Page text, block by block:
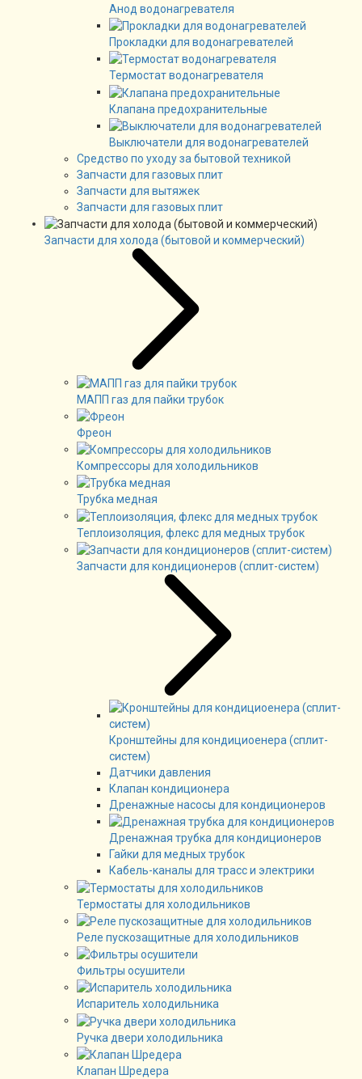
Анод водонагревателя
Прокладки для водонагревателей
Термостат водонагревателя
Клапана предохранительные
Выключатели для водонагревателей
Средство по уходу за бытовой техникой
Запчасти для газовых плит
Запчасти для вытяжек
Запчасти для газовых плит
Запчасти для холода (бытовой и коммерческий)
МАПП газ для пайки трубок
Фреон
Компрессоры для холодильников
Трубка медная
Теплоизоляция, флекс для медных трубок
Запчасти для кондиционеров (сплит-систем)
Кронштейны для кондициоенера (сплит-
систем)
Датчики давления
Клапан кондиционера
Дренажные насосы для кондиционеров
Дренажная трубка для кондиционеров
Гайки для медных трубок
Кабель-каналы для трасс и электрики
Термостаты для холодильников
Реле пускозащитные для холодильников
Фильтры осушители
Испаритель холодильника
Ручка двери холодильника
Клапан Шредера